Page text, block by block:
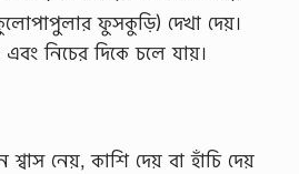
ফুসকুড়ি) দেখা দেয়।
নিচের দিকে চলে যায়।
শ্বাস নেয়, কাশি দেয় বা হাঁচি দেয়